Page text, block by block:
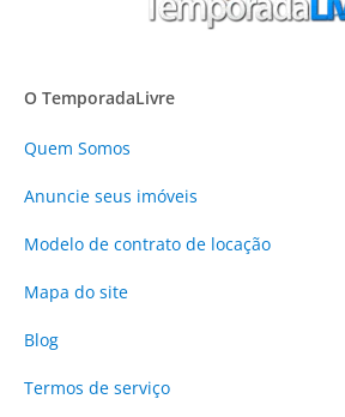
O TemporadaLivre
Quem Somos
Anuncie seus imóveis
Modelo de contrato de locação
Mapa do site
Blog
Termos de serviço